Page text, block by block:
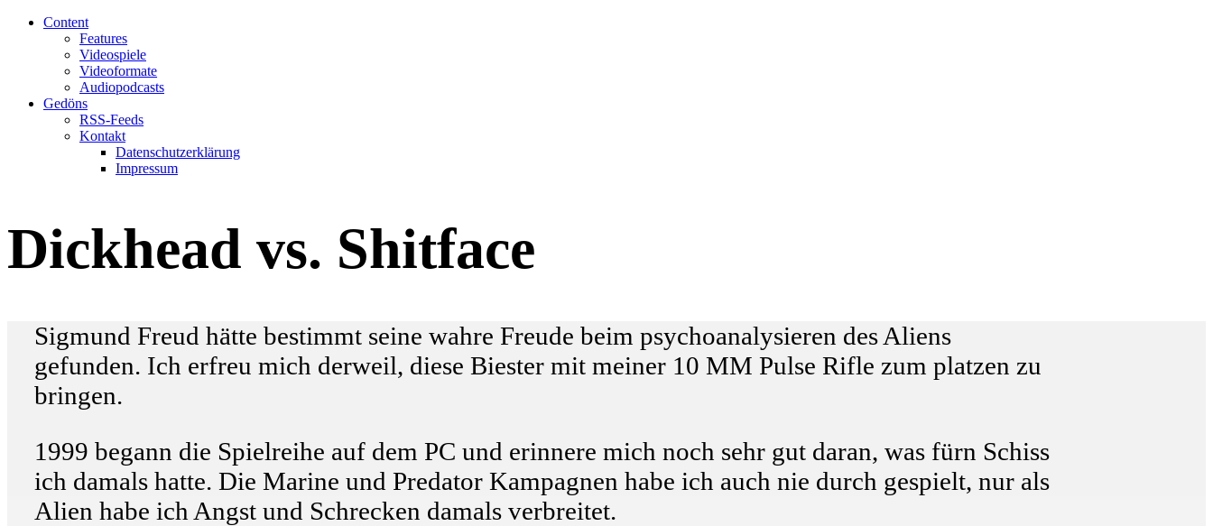
Content
Features
Videospiele
Videoformate
Audiopodcasts
Gedöns
RSS-Feeds
Kontakt
Datenschutzerklärung
Impressum
Dickhead vs. Shitface
Sigmund Freud hätte bestimmt seine wahre Freude beim psychoanalysieren des Aliens
gefunden. Ich erfreu mich derweil, diese Biester mit meiner 10 MM Pulse Rifle zum platzen zu
bringen.
1999 begann die Spielreihe auf dem PC und erinnere mich noch sehr gut daran, was fürn Schiss
ich damals hatte. Die Marine und Predator Kampagnen habe ich auch nie durch gespielt, nur als
Alien habe ich Angst und Schrecken damals verbreitet.